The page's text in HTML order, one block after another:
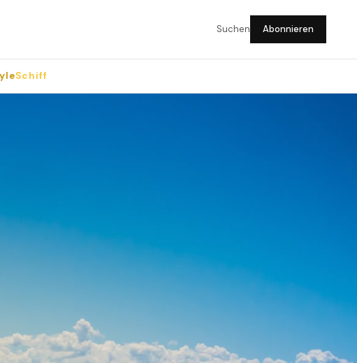
Suchen Abonnieren
Schiff